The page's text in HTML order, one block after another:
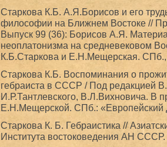
Старкова К.Б. А.Я.Борисов и его
философии на Ближнем Востоке //
Выпуск 99 (36): Борисов А.Я.
неоплатонизма на средневековом
К.Б.Старкова и Е.Н.Мещерская. СПб.,
Старкова К.Б. Воспоминания о
гебраиста в СССР / Под редакцией
И.Р.Тантлевского, В.Л.Вихновича. В
Е.Н.Мещерской. СПб.: «Европейский
Старкова К. Б. Гебраистика //
Института востоковедения АН